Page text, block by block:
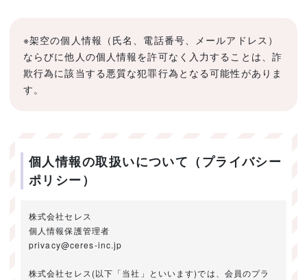
※架空の個人情報（氏名、電話番号、メールアドレス）
ならびに他人の個人情報を許可なく入力することは、詐
欺行為に該当する悪質な犯罪行為となる可能性がありま
す。
個人情報の取扱いについて（プライバシー
ポリシー）
株式会社セレス
個人情報保護管理者
privacy@ceres-inc.jp
株式会社セレス(以下「当社」といいます)では、会員のプラ